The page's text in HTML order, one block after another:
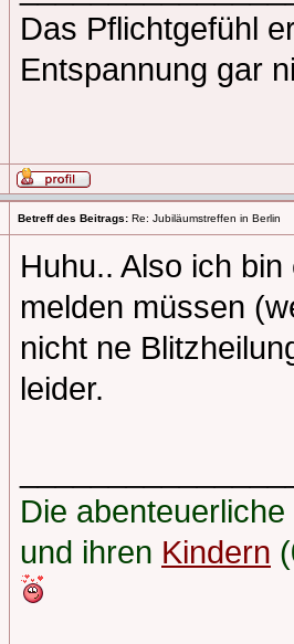
Das Pflichtgefühl
Entspannung gar
Betreff des Beitrags: Re: Jubiläumstreffen in Berlin
Huhu.. Also ich
melden müssen
nicht ne
leider.
Die
und ihren Kindern